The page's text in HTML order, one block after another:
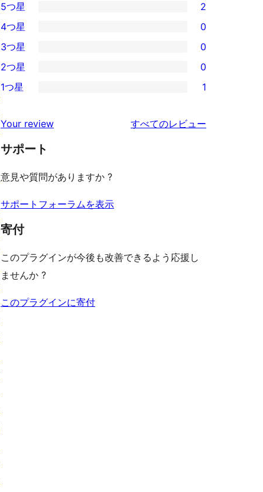
2
5-
星
レ
ビ
ー
5つ星 2
4-
星
レ
ュ
ー
4つ星 0
0
3-
星
ビ
ュ
3つ星 0
2-
レ
ビ
ー
2つ星 0
星
レ
ュ
ー
1つ星 1
Your review すべてのレビュー
サポート
意見や質問がありますか ?
サポートフォーラムを表示
寄付
このプラグインが今後も改善できるよう応援し
ませんか ?
このプラグインに寄付